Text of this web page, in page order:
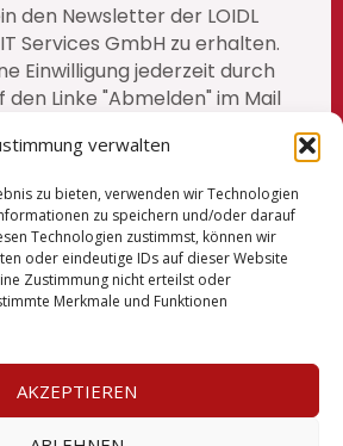
verwalten
zu bieten, verwenden wir Technologien
zu speichern und/oder darauf
Technologien zustimmst, können wir
oder eindeutige IDs auf dieser Website
Zustimmung nicht erteilst oder
Merkmale und Funktionen
AKZEPTIEREN
den Newsletter der LOIDL
Services GmbH zu erhalten.
Einwilligung jederzeit durch
den Linke "Abmelden" im Mail
finden Sie auf
https://www.loidl-
loidl-datenschutz/
T&Cs
Privacy policy